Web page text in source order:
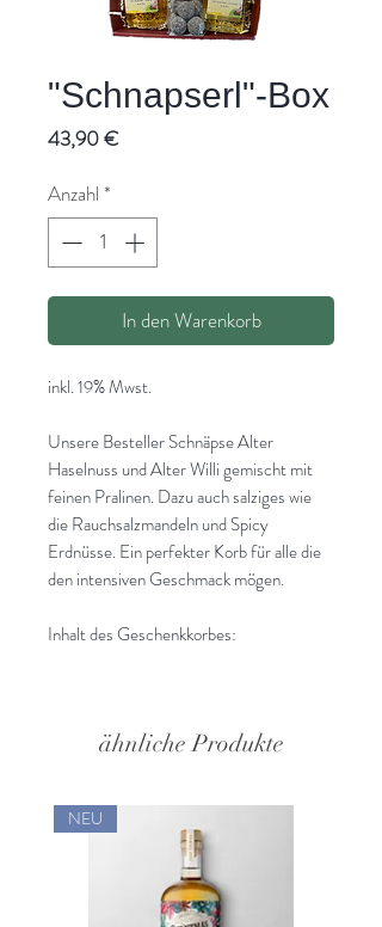
"Schnapserl"-Box
43,90 €Preis
Anzahl *
In den Warenkorb
inkl. 19% Mwst.
Unsere Besteller Schnäpse Alter
Haselnuss und Alter Willi gemischt mit
feinen Pralinen. Dazu auch salziges wie
die Rauchsalzmandeln und Spicy
Erdnüsse. Ein perfekter Korb für alle die
den intensiven Geschmack mögen.
Inhalt des Geschenkkorbes:
Scotch Whisky Pralinen 100 g
Spicy Erdnüsse 150 g
Lieferzeit 3-4 Werktage
ähnliche Produkte
NEU